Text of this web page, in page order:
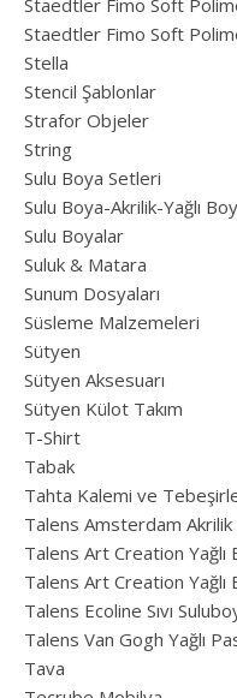
Staedtler Fimo Soft
Staedtler Fimo Soft
Stella
Stencil Şablonlar
Strafor Objeler
String
Sulu Boya Setleri
Sulu Boya-Akrilik-Yağlı
Sulu Boyalar
Suluk & Matara
Sunum Dosyaları
Süsleme Malzemeleri
Sütyen
Sütyen Aksesuarı
Sütyen Külot Takım
T-Shirt
Tabak
Tahta Kalemi ve
Talens Amsterdam
Talens Art Creation Yağlı
Talens Art Creation Yağlı
Talens Ecoline Sıvı
Talens Van Gogh Yağlı
Tava